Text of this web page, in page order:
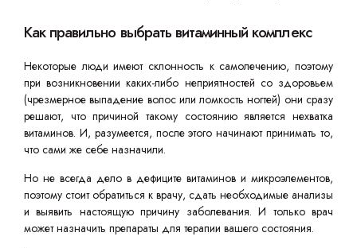
Как правильно выбрать витаминный комплекс
Некоторые люди имеют склонность к самолечению, поэтому
при возникновении каких-либо неприятностей со здоровьем
(чрезмерное выпадение волос или ломкость ногтей) они сразу
решают, что причиной такому состоянию является нехватка
витаминов. И, разумеется, после этого начинают принимать то,
что сами же себе назначили.
Но не всегда дело в дефиците витаминов и микроэлементов,
поэтому стоит обратиться к врачу, сдать необходимые анализы
и выявить настоящую причину заболевания. И только врач
может назначить препараты для терапии вашего состояния.